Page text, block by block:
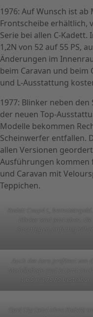
1976: Auf Wunsch ist
Frontscheibe erhältlich,
Serie bei allen C-
1,2N von 52 auf 55 PS,
Änderungen im
beim Caravan und beim
und L-Ausstattung
1977: Blinker neben
der neuen Top-
Modelle bekommen
Scheinwerfer entfallen.
allen Versionen
Ausführungen kommen
und Caravan mit
Teppichen.
Kadett Coupé L,
Blinker sind jetzt oben, die
Sportfelgen einfarbig silber
Auch der Aero profitiert von
Modellpflege und ist jetzt
1,6 S mit 75 PS bestellbar
Opel City (jetzt ohne Kadett)